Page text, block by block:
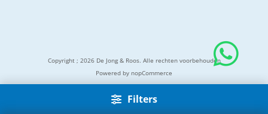
Filters
Copyright ; 2026 De Jong & Roos. Alle rechten voorbehouden
Powered by nopCommerce